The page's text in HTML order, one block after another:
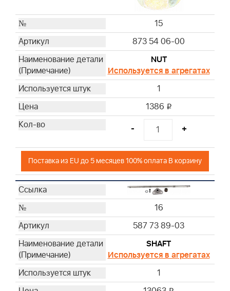
15
873 54 06-00
NUT
Используется в агрегатах
1
1386 i
- +
Поставка из EU до 5 месяцев 100% оплата В корзину
16
587 73 89-03
SHAFT
Используется в агрегатах
1